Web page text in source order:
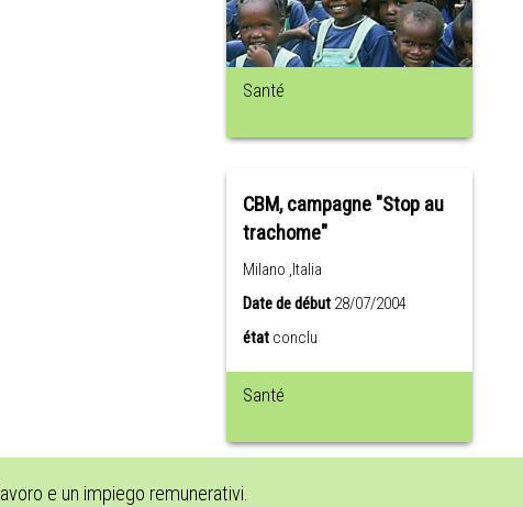
Santé
CBM, campagne "Stop au
trachome"
Milano ,Italia
Date de début 28/07/2004
état conclu
Santé
e un impiego remunerativi.